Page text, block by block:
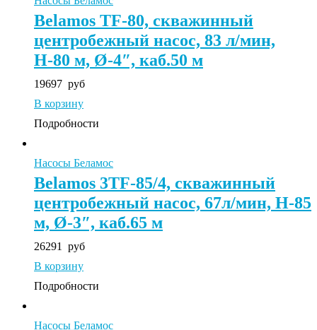
Belamos TF-80, скважинный
центробежный насос, 83 л/мин,
Н-80 м, Ø-4″, каб.50 м
19697 руб
В корзину
Подробности
Насосы Беламос
Belamos 3TF-85/4, скважинный
центробежный насос, 67л/мин, Н-85
м, Ø-3″, каб.65 м
26291
руб
В корзину
Подробности
Насосы Беламос